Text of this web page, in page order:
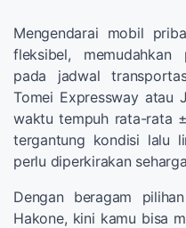
Mengendarai mobil
fleksibel, memudahkan
pada jadwal
Tomei Expressway atau
waktu tempuh rata-rata
tergantung kondisi lalu
perlu diperkirakan
Dengan beragam
Hakone, kini kamu bisa